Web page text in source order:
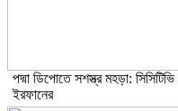
পদ্মা ডিপোতে সশস্ত্র মহড়া:
ইরফানের